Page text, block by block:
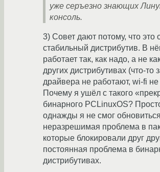
уже серъезно знающих
консоль.
3) Совет дают потому, что это
стабильный дистрибутив. В
работает так, как надо, а не
других дистрибутивах (что-то
драйвера не работают, wi-fi не
Почему я ушёл с такого
бинарного PCLinuxOS?
однажды я не смог
неразрешимая проблема в
которые блокировали друг
постоянная проблема в
дистрибутивах.